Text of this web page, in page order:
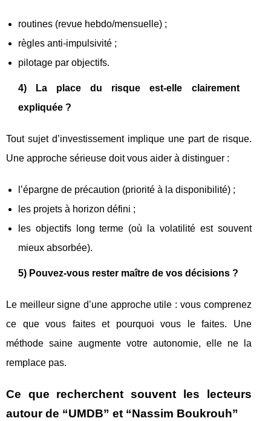
routines (revue hebdo/mensuelle) ;
règles anti-impulsivité ;
pilotage par objectifs.
4) La place du risque est-elle clairement
expliquée ?
Tout sujet d’investissement implique une part de risque.
Une approche sérieuse doit vous aider à distinguer :
l’épargne de précaution (priorité à la disponibilité) ;
les projets à horizon défini ;
les objectifs long terme (où la volatilité est souvent
mieux absorbée).
5) Pouvez-vous rester maître de vos décisions ?
Le meilleur signe d’une approche utile : vous comprenez
ce que vous faites et pourquoi vous le faites. Une
méthode saine augmente votre autonomie, elle ne la
remplace pas.
Ce que recherchent souvent les lecteurs
autour de “UMDB” et “Nassim Boukrouh”